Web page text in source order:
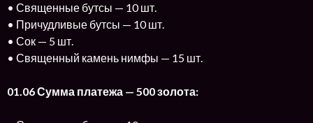
• Священные бутсы — 10 шт.
• Причудливые бутсы — 10 шт.
• Сок — 5 шт.
• Священный камень нимфы — 15 шт.
01.06 Сумма платежа — 500 золота: